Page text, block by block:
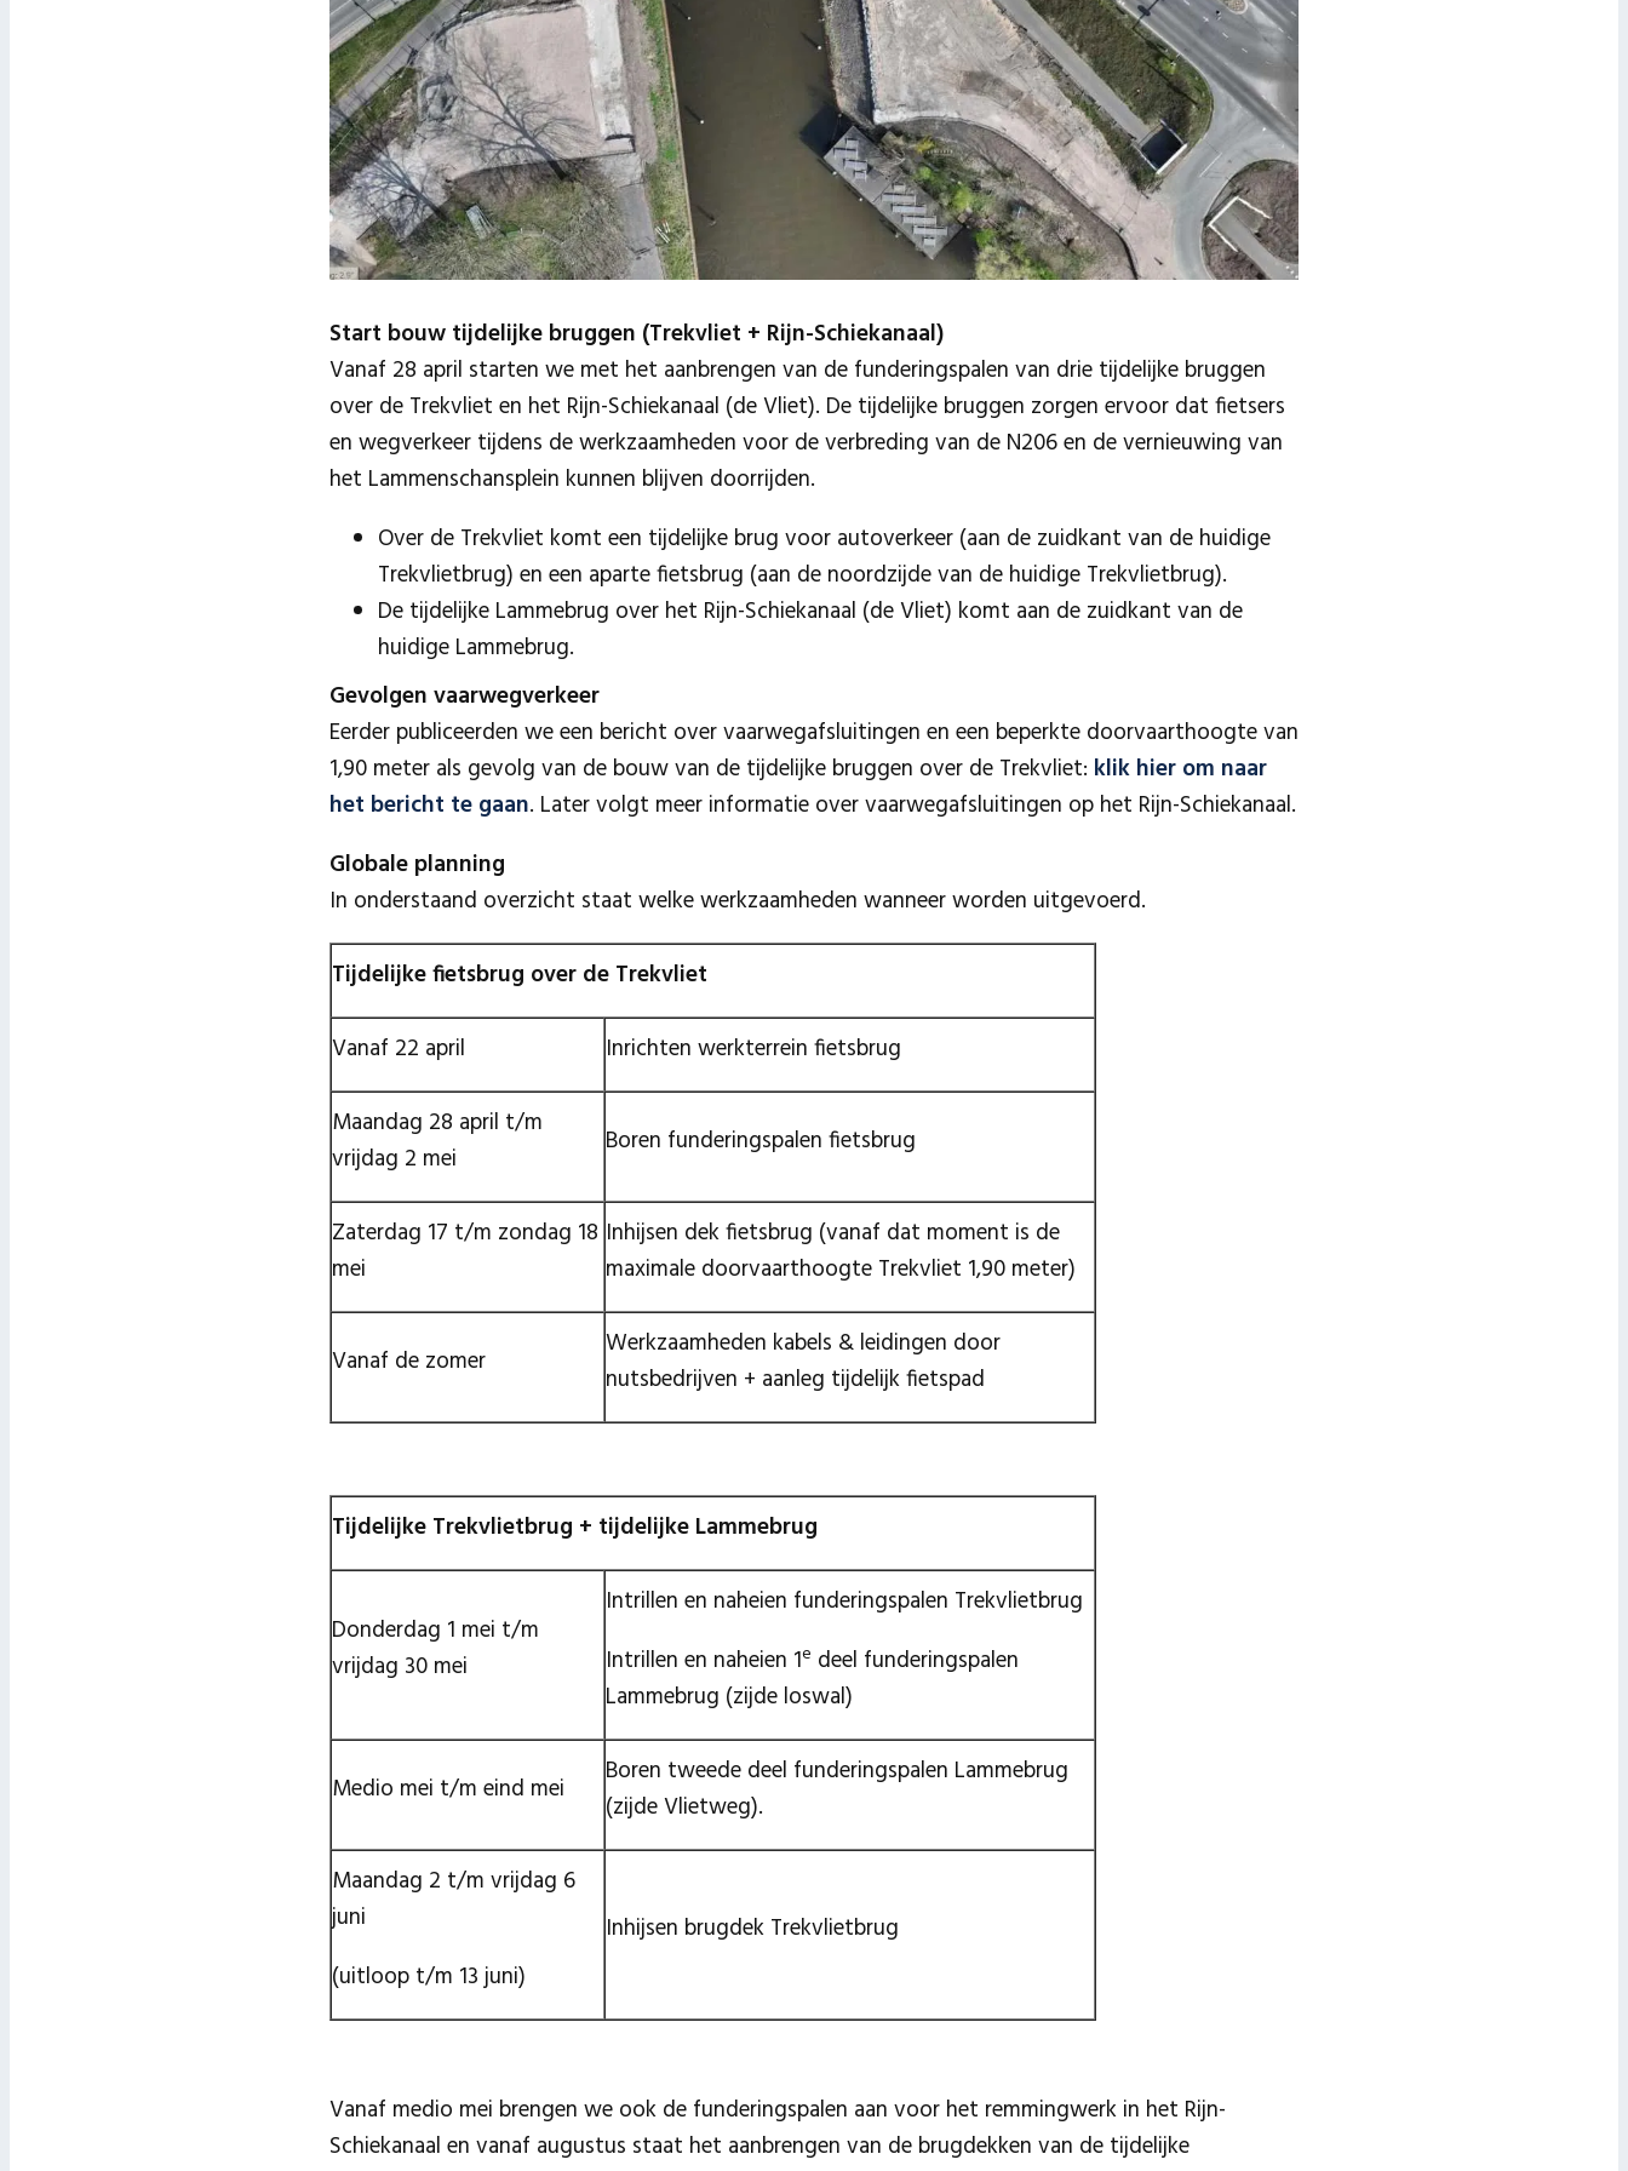
Start bouw tijdelijke bruggen (Trekvliet + Rijn-Schiekanaal)
Vanaf 28 april starten we met het aanbrengen van de funderingspalen van drie tijdelijke bruggen
over de Trekvliet en het Rijn-Schiekanaal (de Vliet). De tijdelijke bruggen zorgen ervoor dat fietsers
en wegverkeer tijdens de werkzaamheden voor de verbreding van de N206 en de vernieuwing van
het Lammenschansplein kunnen blijven doorrijden.
Over de Trekvliet komt een tijdelijke brug voor autoverkeer (aan de zuidkant van de huidige
Trekvlietbrug) en een aparte fietsbrug (aan de noordzijde van de huidige Trekvlietbrug).
De tijdelijke Lammebrug over het Rijn-Schiekanaal (de Vliet) komt aan de zuidkant van de
huidige Lammebrug.
Gevolgen vaarwegverkeer
Eerder publiceerden we een bericht over vaarwegafsluitingen en een beperkte doorvaarthoogte van
1,90 meter als gevolg van de bouw van de tijdelijke bruggen over de Trekvliet: klik hier om naar
het bericht te gaan. Later volgt meer informatie over vaarwegafsluitingen op het Rijn-Schiekanaal.
Globale planning
In onderstaand overzicht staat welke werkzaamheden wanneer worden uitgevoerd.
Tijdelijke fietsbrug over de Trekvliet
Vanaf 22 april Inrichten werkterrein fietsbrug
Maandag 28 april t/m
vrijdag 2 mei
Boren funderingspalen fietsbrug
Zaterdag 17 t/m zondag 18
mei
Inhijsen dek fietsbrug (vanaf dat moment is de
maximale doorvaarthoogte Trekvliet 1,90 meter)
Vanaf de zomer
Werkzaamheden kabels & leidingen door
nutsbedrijven + aanleg tijdelijk fietspad
Tijdelijke Trekvlietbrug + tijdelijke Lammebrug
Donderdag 1 mei t/m
vrijdag 30 mei
Intrillen en naheien funderingspalen Trekvlietbrug
Intrillen en naheien 1e deel funderingspalen
Lammebrug (zijde loswal)
Medio mei t/m eind mei
Boren tweede deel funderingspalen Lammebrug
(zijde Vlietweg).
Maandag 2 t/m vrijdag 6
juni
(uitloop t/m 13 juni)
Inhijsen brugdek Trekvlietbrug
Vanaf medio mei brengen we ook de funderingspalen aan voor het remmingwerk in het Rijn-
Schiekanaal en vanaf augustus staat het aanbrengen van de brugdekken van de tijdelijke